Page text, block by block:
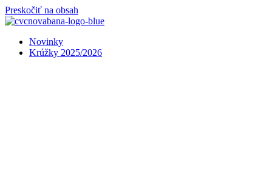
Preskočiť na obsah
Novinky
Krúžky 2025/2026